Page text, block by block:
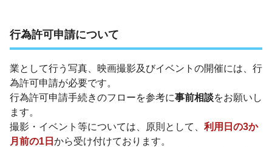
行為許可申請について
業として行う写真、映画撮影及びイベントの開催には、行
為許可申請が必要です。
行為許可申請手続きのフローを参考に事前相談をお願いし
ます。
撮影・イベント等については、原則として、 利用日の3か
月前の1日 から受け付けております。